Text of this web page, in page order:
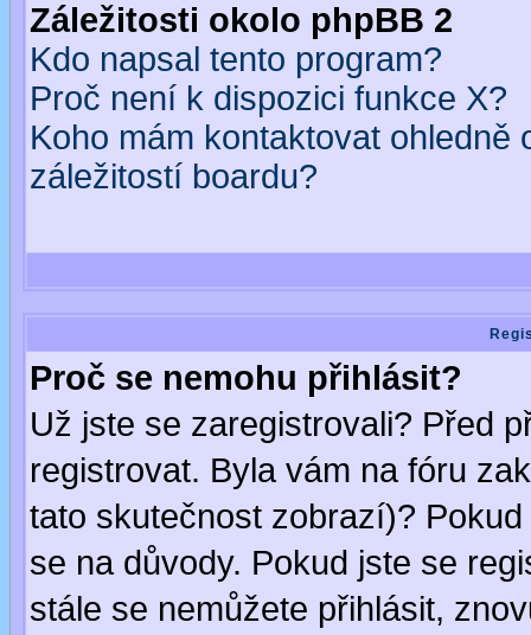
Záležitosti okolo phpBB 2
Kdo napsal tento program?
Proč není k dispozici funkce X?
Koho mám kontaktovat
záležitostí boardu?
Proč se nemohu přihlásit?
Už jste se zaregistrovali? Před
registrovat. Byla vám na fóru
tato skutečnost zobrazí)?
se na důvody. Pokud jste se
stále se nemůžete přihlásit,